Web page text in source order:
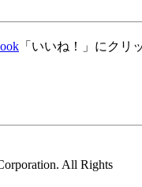
「いいね！」にクリ
All Rights